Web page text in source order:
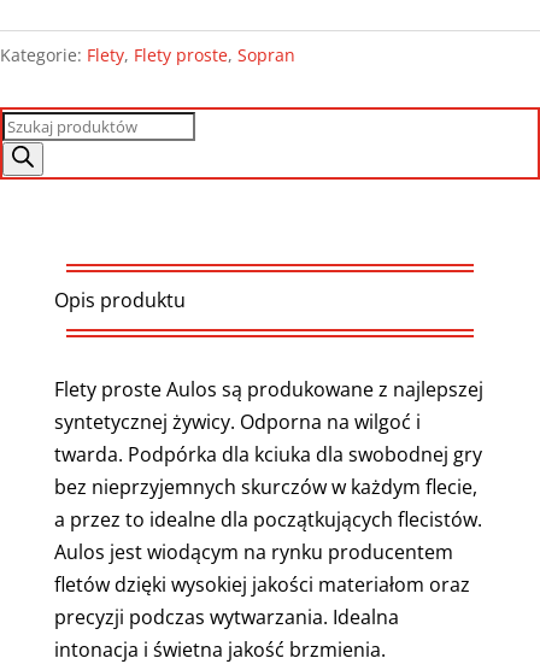
Kategorie: Flety, Flety proste, Sopran
Wyszukiwarka
produktów
Opis produktu
Flety proste Aulos są produkowane z najlepszej
syntetycznej żywicy. Odporna na wilgoć i
twarda. Podpórka dla kciuka dla swobodnej gry
bez nieprzyjemnych skurczów w każdym flecie,
a przez to idealne dla początkujących flecistów.
Aulos jest wiodącym na rynku producentem
fletów dzięki wysokiej jakości materiałom oraz
precyzji podczas wytwarzania. Idealna
intonacja i świetna jakość brzmienia.